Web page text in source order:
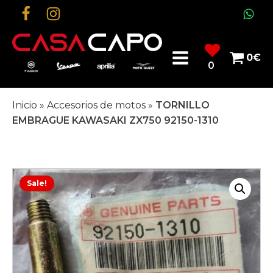
0
0€
Inicio » Accesorios de motos » TORNILLO
EMBRAGUE KAWASAKI ZX750 92150-1310
Sale!